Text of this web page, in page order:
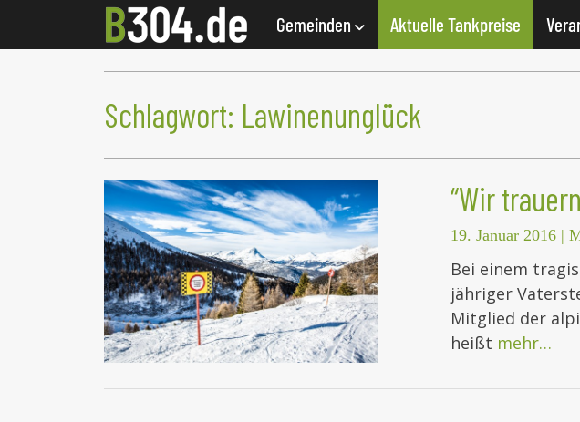
Gemeinden Aktuelle Tankpreise
Schlagwort: Lawinenunglück
“Wir
19. Januar 2016 |
Bei einem
jähriger
Mitglied der
heißt mehr…